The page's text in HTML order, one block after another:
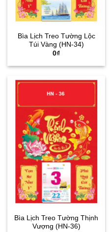
Bìa Lịch Treo Tường Lộc
Túi Vàng (HN-34)
0₫
Bìa Lịch Treo Tường Thịnh
Vượng (HN-36)